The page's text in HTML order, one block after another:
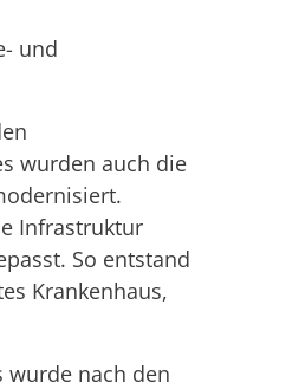
und
wurden auch die
Infrastruktur
So entstand
Krankenhaus,
wurde nach den